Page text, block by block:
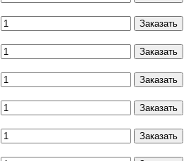
Заказать
Заказать
Заказать
Заказать
Заказать